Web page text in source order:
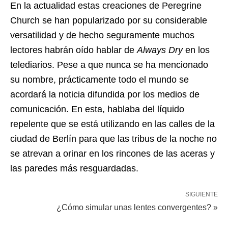
En la actualidad estas creaciones de Peregrine
Church se han popularizado por su considerable
versatilidad y de hecho seguramente muchos
lectores habrán oído hablar deAlways Dryen los
telediarios. Pese a que nunca se ha mencionado
su nombre, prácticamente todo el mundo se
acordará la noticia difundida por los medios de
comunicación. En esta, hablaba del líquido
repelente que se está utilizando en las calles de la
ciudad de Berlín para que las tribus de la noche no
se atrevan a orinar en los rincones de las aceras y
las paredes más resguardadas.
SIGUIENTE
¿Cómo simular unas lentes convergentes? »